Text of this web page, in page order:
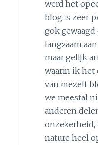
werd het
blog is zeer
gok
langzaam
maar gelijk
waarin ik het
van mezelf
we meestal
anderen
onzekerheid,
nature heel